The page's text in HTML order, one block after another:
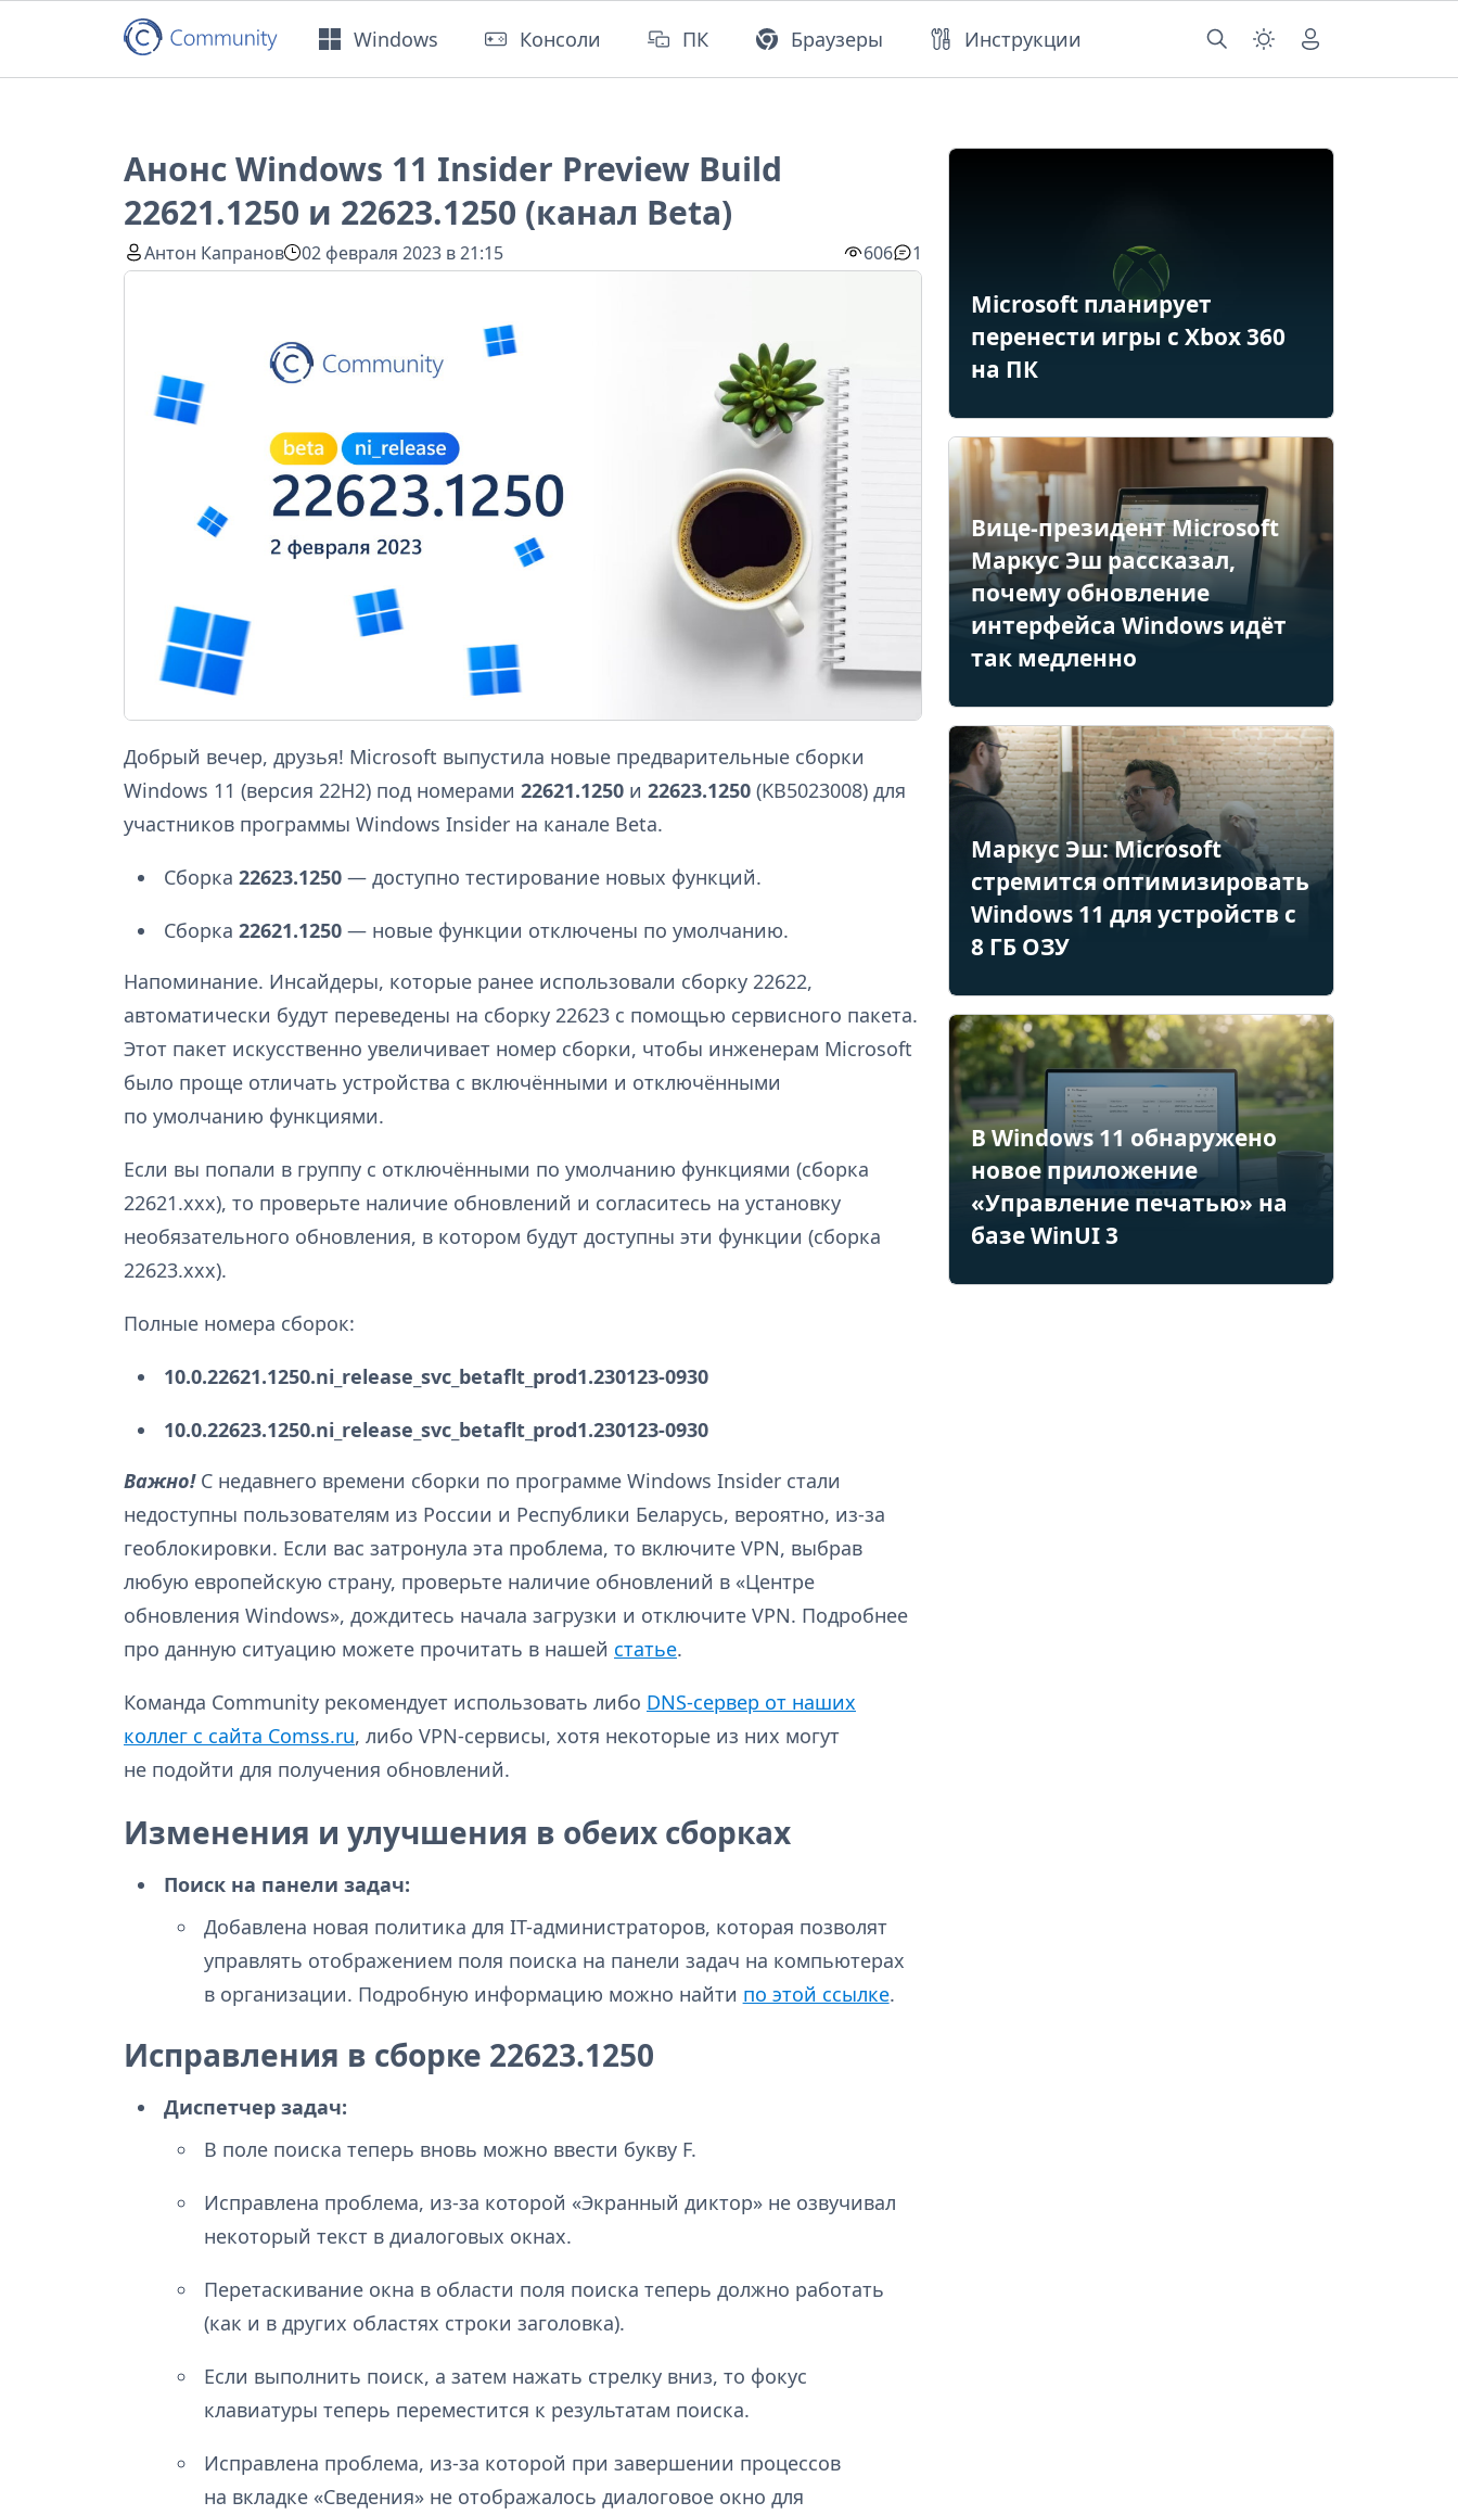
Windows Консоли ПК Браузеры Инструкции
Анонс Windows 11 Insider Preview Build
22621.1250 и 22623.1250 (канал Beta)
Антон Капранов 02 февраля 2023 в 21:15 606 1
Добрый вечер, друзья! Microsoft выпустила новые предварительные сборки
Windows 11 (версия 22H2) под номерами 22621.1250 и 22623.1250 (KB5023008) для
участников программы Windows Insider на канале Beta.
Сборка 22623.1250— доступно тестирование новых функций.
Сборка 22621.1250— новые функции отключены по умолчанию.
Напоминание. Инсайдеры, которые ранее использовали сборку 22622,
автоматически будут переведены на сборку 22623 с помощью сервисного пакета.
Этот пакет искусственно увеличивает номер сборки, чтобы инженерам Microsoft
было проще отличать устройства с включёнными и отключёнными
по умолчанию функциями.
Если вы попали в группу с отключёнными по умолчанию функциями (сборка
22621.xxx), то проверьте наличие обновлений и согласитесь на установку
необязательного обновления, в котором будут доступны эти функции (сборка
22623.xxx).
Полные номера сборок:
10.0.22621.1250.ni_release_svc_betaflt_prod1.230123-0930
10.0.22623.1250.ni_release_svc_betaflt_prod1.230123-0930
Важно! С недавнего времени сборки по программе Windows Insider стали
недоступны пользователям из России и Республики Беларусь, вероятно, из-за
геоблокировки. Если вас затронула эта проблема, то включите VPN, выбрав
любую европейскую страну, проверьте наличие обновлений в «Центре
обновления Windows», дождитесь начала загрузки и отключите VPN. Подробнее
про данную ситуацию можете прочитать в нашей статье.
Команда Community рекомендует использовать либо DNS-сервер от наших
коллег с сайта Comss.ru, либо VPN-сервисы, хотя некоторые из них могут
не подойти для получения обновлений.
Изменения и улучшения в обеих сборках
Поиск на панели задач:
Добавлена новая политика для IT-администраторов, которая позволят
управлять отображением поля поиска на панели задач на компьютерах
в организации. Подробную информацию можно найти по этой ссылке.
Исправления в сборке 22623.1250
Диспетчер задач:
В поле поиска теперь вновь можно ввести букву F.
Исправлена проблема, из-за которой «Экранный диктор» не озвучивал
некоторый текст в диалоговых окнах.
Перетаскивание окна в области поля поиска теперь должно работать
(как и в других областях строки заголовка).
Если выполнить поиск, а затем нажать стрелку вниз, то фокус
клавиатуры теперь переместится к результатам поиска.
Исправлена проблема, из-за которой при завершении процессов
на вкладке «Сведения» не отображалось диалоговое окно для
Microsoft планирует
перенести игры с Xbox 360
на ПК
Вице-президент Microsoft
Маркус Эш рассказал,
почему обновление
интерфейса Windows идёт
так медленно
Маркус Эш: Microsoft
стремится оптимизировать
Windows 11 для устройств с
8 ГБ ОЗУ
В Windows 11 обнаружено
новое приложение
«Управление печатью» на
базе WinUI 3